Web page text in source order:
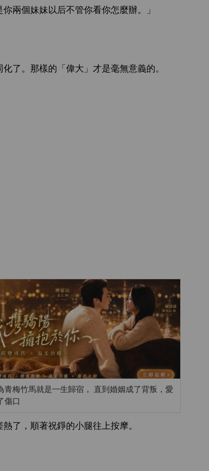
兩個妹妹以后 管
麼辦。」
化 。 樣 「偉 」才 毫無 義
。
青梅竹馬就是一生歸宿， 直到婚姻成了背叛，愛
傷口
，順著祝錚 腿往
按摩。